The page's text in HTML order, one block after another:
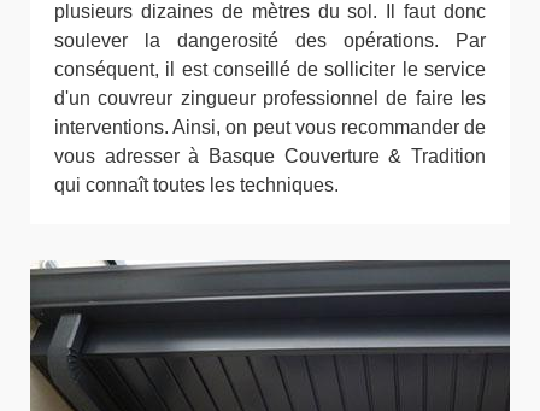
plusieurs dizaines de mètres du sol. Il faut donc
soulever la dangerosité des opérations. Par
conséquent, il est conseillé de solliciter le service
d'un couvreur zingueur professionnel de faire les
interventions. Ainsi, on peut vous recommander de
vous adresser à Basque Couverture & Tradition
qui connaît toutes les techniques.